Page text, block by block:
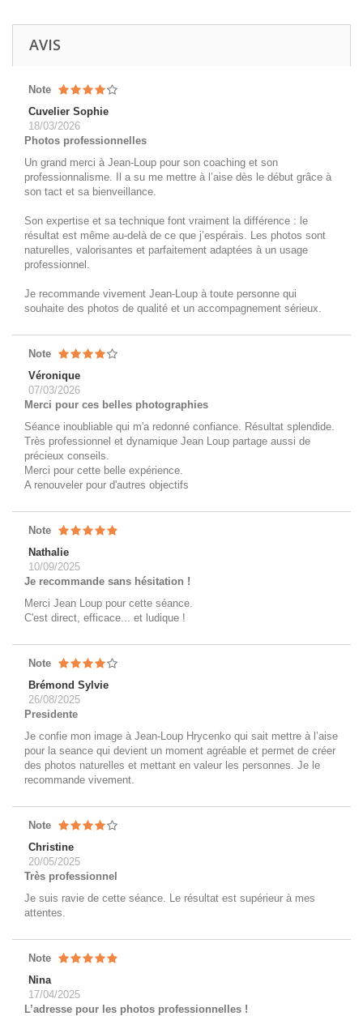
AVIS
Note
Cuvelier Sophie
18/03/2026
Photos professionnelles
Un grand merci à Jean-Loup pour son coaching et son
professionnalisme. Il a su me mettre à l’aise dès le début grâce à
son tact et sa bienveillance.
Son expertise et sa technique font vraiment la différence : le
résultat est même au-delà de ce que j’espérais. Les photos sont
naturelles, valorisantes et parfaitement adaptées à un usage
professionnel.
Je recommande vivement Jean-Loup à toute personne qui
souhaite des photos de qualité et un accompagnement sérieux.
Note
Véronique
07/03/2026
Merci pour ces belles photographies
Séance inoubliable qui m'a redonné confiance. Résultat splendide.
Très professionnel et dynamique Jean Loup partage aussi de
précieux conseils.
Merci pour cette belle expérience.
A renouveler pour d'autres objectifs
Note
Nathalie
10/09/2025
Je recommande sans hésitation !
Merci Jean Loup pour cette séance.
C'est direct, efficace... et ludique !
Note
Brémond Sylvie
26/08/2025
Presidente
Je confie mon image à Jean-Loup Hrycenko qui sait mettre à l’aise
pour la seance qui devient un moment agréable et permet de créer
des photos naturelles et mettant en valeur les personnes. Je le
recommande vivement.
Note
Christine
20/05/2025
Très professionnel
Je suis ravie de cette séance. Le résultat est supérieur à mes
attentes.
Note
Nina
17/04/2025
L’adresse pour les photos professionnelles !